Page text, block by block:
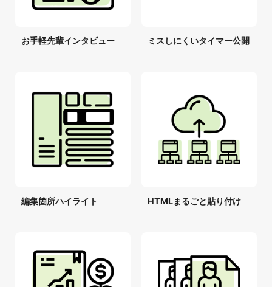
お手軽先輩インタビュー ミスしにくいタイマー公開
編集箇所ハイライト HTMLまるごと貼り付け